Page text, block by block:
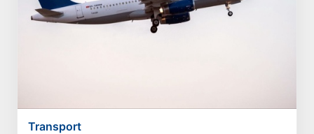
Transport